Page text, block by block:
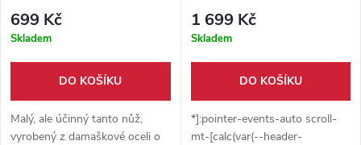
699 Kč
Skladem
DO KOŠÍKU
Malý, ale účinný tanto nůž,
vyrobený z damaškové oceli o
1 699 Kč
Skladem
DO KOŠÍKU
*]:pointer-events-auto scroll-
mt-[calc(var(--header-